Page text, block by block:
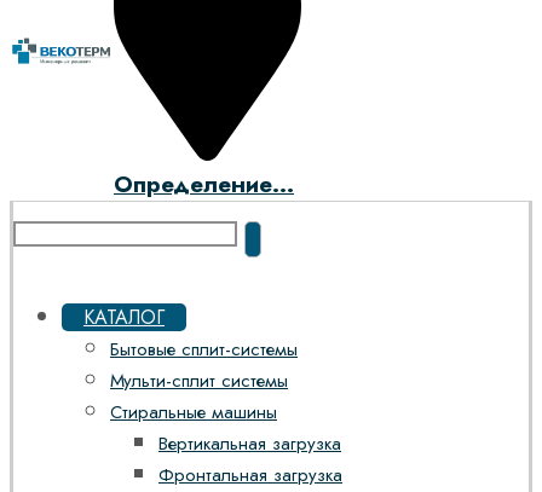
Определение...
КАТАЛОГ
Бытовые сплит-системы
Мульти-сплит системы
Стиральные машины
Вертикальная загрузка
Фронтальная загрузка